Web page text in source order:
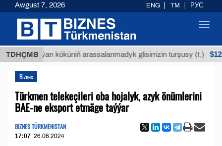
TDHÇMB
Buýan köküniň arassalanmadyk glisirrizin turşusy (t.) $12935,18
Biznes
Türkmen telekeçileri oba hojalyk, azyk önümlerini
BAE-ne eksport etmäge taýýar
BIZNES TÜRKMENISTAN
17:07 26.06.2024
Awgust 7, 2026 ENG TM РУС